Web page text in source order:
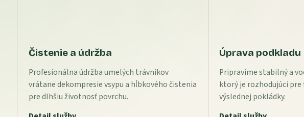
Čistenie a údržba
Profesionálna údržba umelých trávnikov
vrátane dekompresie vsypu a hĺbkového čistenia
pre dlhšiu životnosť povrchu.
Úprava podkladu
Pripravíme stabilný a
ktorý je rozhodujúci pre
výslednej pokládky.